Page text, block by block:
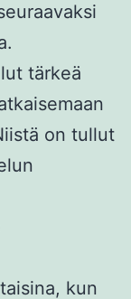
tärkeä
on tullut
kun